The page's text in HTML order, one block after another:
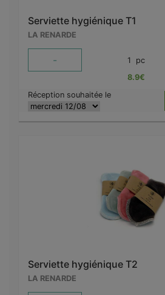
Serviette hygiénique T1
LA RENARDE
- 1 pc
8.9€
Réception souhaitée le
Serviette hygiénique T2
LA RENARDE